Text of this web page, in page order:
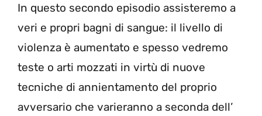
In questo secondo episodio assisteremo a
veri e propri bagni di sangue: il livello di
violenza è aumentato e spesso vedremo
teste o arti mozzati in virtù di nuove
tecniche di annientamento del proprio
avversario che varieranno a seconda dell’